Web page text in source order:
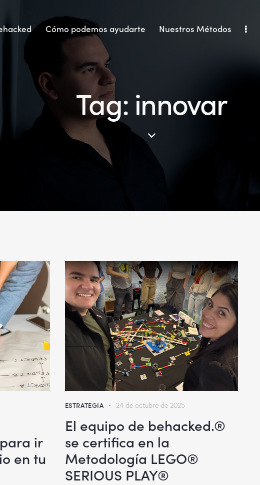
Cómo podemos ayudarte Nuestros Métodos
Tag: innovar
ir
en tu
ESTRATEGIA 24 de octubre de 2025
El equipo de behacked.®
se certifica en la
Metodología LEGO®
SERIOUS PLAY®